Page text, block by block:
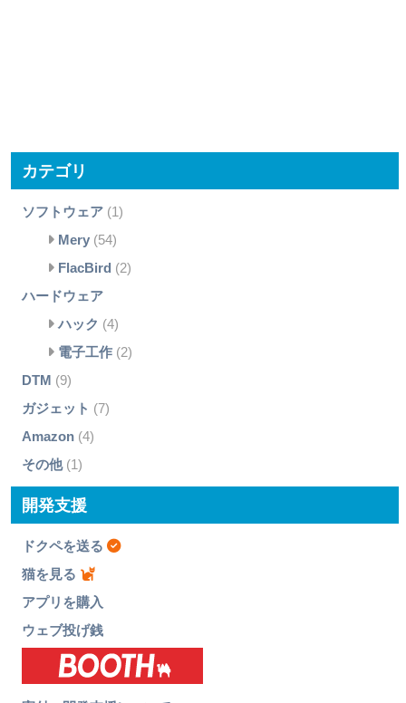
カテゴリ
ソフトウェア(1)
Mery(54)
FlacBird (2)
ハードウェア
ハック (4)
電子工作(2)
DTM (9)
ガジェット (7)
Amazon(4)
その他(1)
開発支援
ドクペを送る
猫を見る
アプリを購入
ウェブ投げ銭